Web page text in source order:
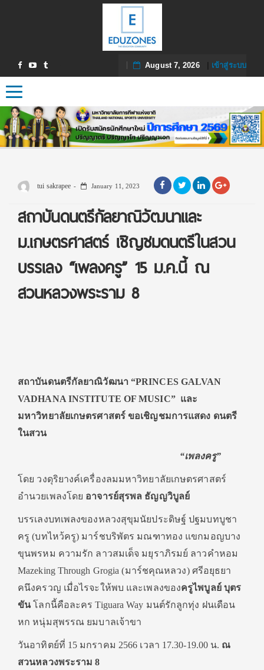
August 7, 2026| เข้าสู่ระบบ
Toggle navigation
tui sakrapee January 11, 2023
สถาบันดนตรีกัลยาณิวัฒนาและ
ม.เกษตรศาสตร์ เชิญชมดนตรีในสวน
บรรเลง “เพลงครู” 15 ม.ค.นี้ ณ
สวนหลวงพระราม 8
สถาบันดนตรีกัลยาณิวัฒนา “PRINCES GALVAN
VADHANA INSTITUTE OF MUSIC” และ
มหาวิทยาลัยเกษตรศาสตร์ ขอเชิญชมการแสดง ดนตรี
ในสวน
“เพลงครู”
โดย วงดุริยางค์เครื่องลมมหาวิทยาลัยเกษตรศาสตร์
อำนวยเพลงโดย อาจารย์สุรพล ธัญญวิบูลย์
บรรเลงบทเพลงของหลวงสุขุมนัยประดิษฐ์ ปฐมบทบูชา
ครู (บทไหว้ครู) มาร์ชบริพัตร มณฑาทอง แขกมอญบาง
ขุนพรหม ความรัก ลาวสมเด็จ มยุราภิรมย์ ลาวคำหอม
Mazeking Through Grogia (มาร์ชคุณหลวง) ศรีอยุธยา
คนึงครวญ เมื่อไรจะให้พบ และเพลงของครูไพบูลย์ บุตร
ขันโลกนี้คือละคร Tiguara Way มนต์รักลูกทุ่ง ฝนเดือน
หก หนุ่มสุพรรณ ยมบาลเจ้าขา
วันอาทิตย์ที่ 15 มกราคม 2566 เวลา 17.30-19.00 น. ณ
สวนหลวงพระราม 8